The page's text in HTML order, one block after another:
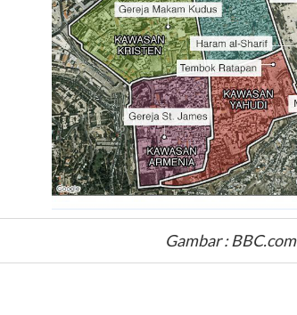
Gambar : BBC.com